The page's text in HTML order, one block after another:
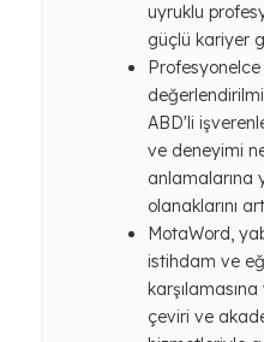
uyruklu
güçlü kariyer
ABD'li
ve deneyimi
anlamalarına
olanaklarını
MotaWord,
istihdam ve
karşılamasına
çeviri ve